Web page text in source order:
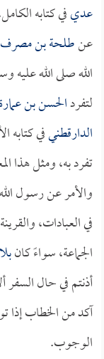
عديفي كتابه
عنطلحة بن مصرف
الله صلى الله عليه
لتفردالحسن بن عمارة
الدارقطنيفي كتابه
تفرد به، ومثل هذا
والأمر عن رسول
في العبادات،
الجماعة، سواءً كان
أذنتم في حال السفر
آكد من الخطاب إذا
الوجوب.